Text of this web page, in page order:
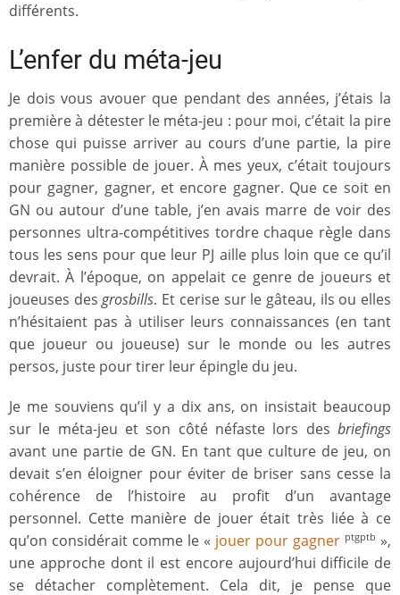
différents.
L’enfer du méta-jeu
Je dois vous avouer que pendant des années, j’étais la
première à détester le méta-jeu : pour moi, c’était la pire
chose qui puisse arriver au cours d’une partie, la pire
manière possible de jouer. À mes yeux, c’était toujours
pour gagner, gagner, et encore gagner. Que ce soit en
GN ou autour d’une table, j’en avais marre de voir des
personnes ultra-compétitives tordre chaque règle dans
tous les sens pour que leur PJ aille plus loin que ce qu’il
devrait. À l’époque, on appelait ce genre de joueurs et
joueuses desgrosbills. Et cerise sur le gâteau, ils ou elles
n’hésitaient pas à utiliser leurs connaissances (en tant
que joueur ou joueuse) sur le monde ou les autres
persos, juste pour tirer leur épingle du jeu.
Je me souviens qu’il y a dix ans, on insistait beaucoup
sur le méta-jeu et son côté néfaste lors des briefings
avant une partie de GN. En tant que culture de jeu, on
devait s’en éloigner pour éviter de briser sans cesse la
cohérence de l’histoire au profit d’un avantage
personnel. Cette manière de jouer était très liée à ce
qu’on considérait comme le « jouer pour gagner ptgptb »,
une approche dont il est encore aujourd’hui difficile de
se détacher complètement. Cela dit, je pense que